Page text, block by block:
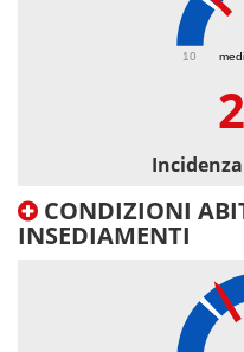
10
CONDIZIONI
INSEDIAMENTI